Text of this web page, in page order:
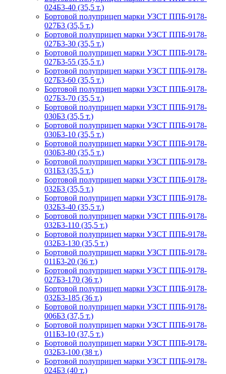
024Б3-40 (35,5 т.)
Бортовой полуприцеп марки УЗСТ ППБ-9178-
027Б3 (35,5 т.)
Бортовой полуприцеп марки УЗСТ ППБ-9178-
027Б3-30 (35,5 т.)
Бортовой полуприцеп марки УЗСТ ППБ-9178-
027Б3-55 (35,5 т.)
Бортовой полуприцеп марки УЗСТ ППБ-9178-
027Б3-60 (35,5 т.)
Бортовой полуприцеп марки УЗСТ ППБ-9178-
027Б3-70 (35,5 т.)
Бортовой полуприцеп марки УЗСТ ППБ-9178-
030Б3 (35,5 т.)
Бортовой полуприцеп марки УЗСТ ППБ-9178-
030Б3-10 (35,5 т.)
Бортовой полуприцеп марки УЗСТ ППБ-9178-
030Б3-80 (35,5 т.)
Бортовой полуприцеп марки УЗСТ ППБ-9178-
031Б3 (35,5 т.)
Бортовой полуприцеп марки УЗСТ ППБ-9178-
032Б3 (35,5 т.)
Бортовой полуприцеп марки УЗСТ ППБ-9178-
032Б3-40 (35,5 т.)
Бортовой полуприцеп марки УЗСТ ППБ-9178-
032Б3-110 (35,5 т.)
Бортовой полуприцеп марки УЗСТ ППБ-9178-
032Б3-130 (35,5 т.)
Бортовой полуприцеп марки УЗСТ ППБ-9178-
011Б3-20 (36 т.)
Бортовой полуприцеп марки УЗСТ ППБ-9178-
027Б3-170 (36 т.)
Бортовой полуприцеп марки УЗСТ ППБ-9178-
032Б3-185 (36 т.)
Бортовой полуприцеп марки УЗСТ ППБ-9178-
006Б3 (37,5 т.)
Бортовой полуприцеп марки УЗСТ ППБ-9178-
011Б3-10 (37,5 т.)
Бортовой полуприцеп марки УЗСТ ППБ-9178-
032Б3-100 (38 т.)
Бортовой полуприцеп марки УЗСТ ППБ-9178-
024Б3 (40 т.)